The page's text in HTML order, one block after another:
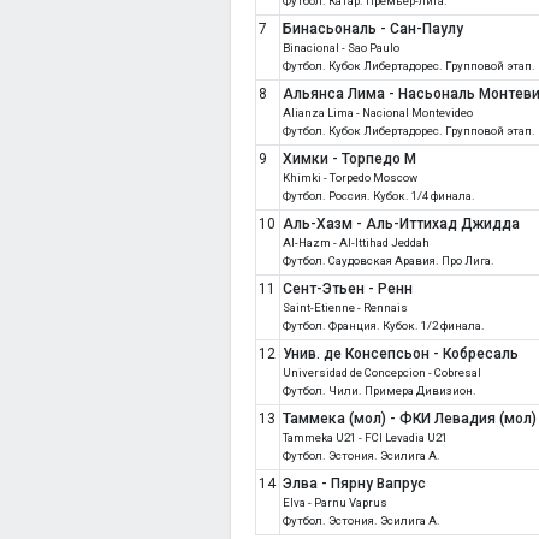
7 Бинасьональ - Сан-Паулу
Binacional - Sao Paulo
Футбол. Кубок Либертадорес. Групповой этап.
8 Альянса Лима - Насьональ
Alianza Lima - Nacional Montevideo
Футбол. Кубок Либертадорес. Групповой этап.
9 Химки - Торпедо М
Khimki - Torpedo Moscow
Футбол. Россия. Кубок. 1/4 финала.
10 Аль-Хазм - Аль-Иттихад Джидда
Al-Hazm - Al-Ittihad Jeddah
Футбол. Саудовская Аравия. Про Лига.
11 Сент-Этьен - Ренн
Saint-Etienne - Rennais
Футбол. Франция. Кубок. 1/2 финала.
12 Унив. де Консепсьон - Кобресаль
Universidad de Concepcion - Cobresal
Футбол. Чили. Примера Дивизион.
13 Таммека (мол) - ФКИ Левадия (мол)
Tammeka U21 - FCI Levadia U21
Футбол. Эстония. Эсилига А.
14 Элва - Пярну Вапрус
Elva - Parnu Vaprus
Футбол. Эстония. Эсилига А.